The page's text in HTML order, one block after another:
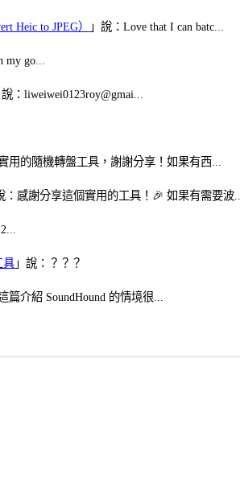
Heic to JPEG） 」說：Love that I can batc...
my go...
說：liweiwei0123roy@gmai...
用的隨機轉盤工具，謝謝分享！如果有西...
：感謝分享這個實用的工具！🎉 如果有需要波
具 」說：？？？
篇介紹 SoundHound 的情境很...